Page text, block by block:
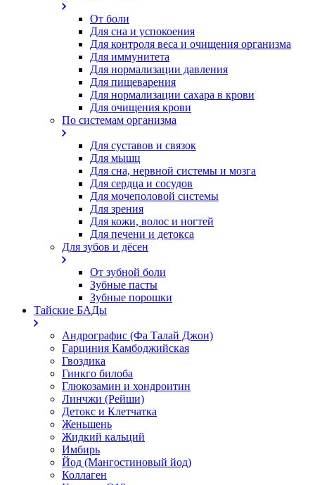
От боли
Для сна и успокоения
Для контроля веса и очищения организма
Для иммунитета
Для нормализации давления
Для пищеварения
Для нормализации сахара в крови
Для очищения крови
По системам организма
Для суставов и связок
Для мышц
Для сна, нервной системы и мозга
Для сердца и сосудов
Для мочеполовой системы
Для зрения
Для кожи, волос и ногтей
Для печени и детокса
Для зубов и дёсен
От зубной боли
Зубные пасты
Зубные порошки
Тайские БАДы
Андрографис (Фа Талай Джон)
Гарциния Камбоджийская
Гвоздика
Гинкго билоба
Глюкозамин и хондроитин
Линчжи (Рейши)
Детокс и Клетчатка
Женьшень
Жидкий кальций
Имбирь
Йод (Мангостиновый йод)
Коллаген